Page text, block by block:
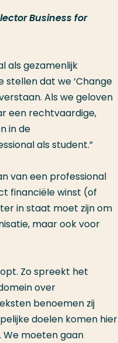
Business for
als gezamenlijk
dat we ‘Change
Als we geloven
een rechtvaardige,
in de
als student.”
van een professional
financiële winst (of
in staat moet zijn om
maar ook voor
Zo spreekt het
over
benoemen zij
doelen komen hier
We moeten gaan